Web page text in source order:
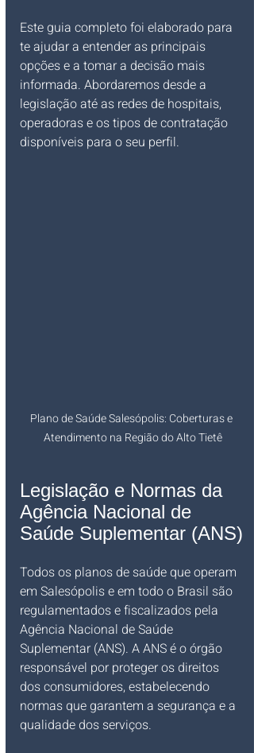
Este guia completo foi elaborado para
te ajudar a entender as principais
opções e a tomar a decisão mais
informada. Abordaremos desde a
legislação até as redes de hospitais,
operadoras e os tipos de contratação
disponíveis para o seu perfil.
Plano de Saúde Salesópolis: Coberturas e
Atendimento na Região do Alto Tietê
Legislação e Normas da
Agência Nacional de
Saúde Suplementar (ANS)
Todos os planos de saúde que operam
em Salesópolis e em todo o Brasil são
regulamentados e fiscalizados pela
Agência Nacional de Saúde
Suplementar (ANS). A ANS é o órgão
responsável por proteger os direitos
dos consumidores, estabelecendo
normas que garantem a segurança e a
qualidade dos serviços.